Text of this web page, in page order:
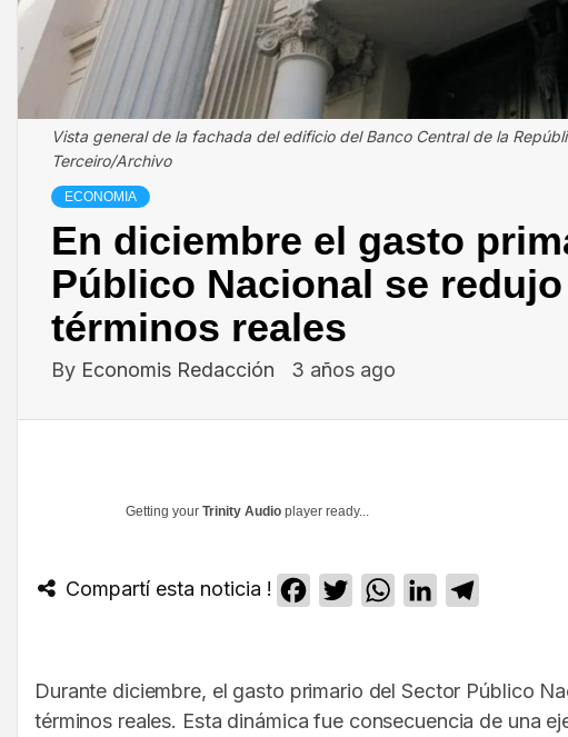
Vista general de la fachada del edificio del Banco Central de la
Terceiro/Archivo
ECONOMIA
En diciembre el gasto
Público Nacional se
términos reales
By Economis Redacción 3 años ago
Getting your Trinity Audio player ready...
Compartí esta noticia ! Facebook
TwitterWhatsApp
LinkedIn
Durante diciembre, el gasto primario del Sector Público
términos reales. Esta dinámica fue consecuencia de una